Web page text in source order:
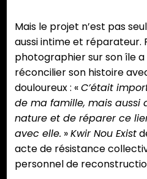
Mais le projet n’est pas
aussi intime et réparateur.
photographier sur son île
réconcilier son histoire
douloureux : «C’était
de ma famille, mais aussi
nature et de réparer ce
avec elle. »Kwir Nou Exist
acte de résistance
personnel de